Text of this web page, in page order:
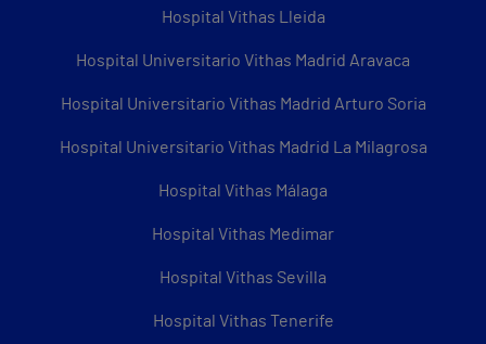
Hospital Vithas Lleida
Hospital Universitario Vithas Madrid Aravaca
Hospital Universitario Vithas Madrid Arturo Soria
Hospital Universitario Vithas Madrid La Milagrosa
Hospital Vithas Málaga
Hospital Vithas Medimar
Hospital Vithas Sevilla
Hospital Vithas Tenerife